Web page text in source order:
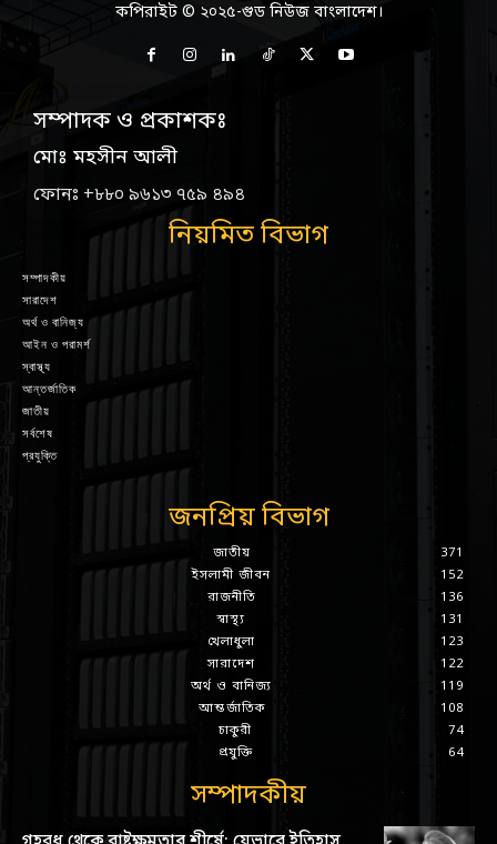
কপিরাইট © ২০২৫-গুড নিউজ বাংলাদেশ।
সম্পাদক ও প্রকাশকঃ
মোঃ মহসীন আলী
ফোনঃ +৮৮০ ৯৬১৩ ৭৫৯ ৪৯৪
নিয়মিত বিভাগ
সম্পাদকীয়
সারাদেশ
অর্থ ও বানিজ্য
আইন ও পরামর্শ
স্বাস্থ্য
আন্তর্জাতিক
জাতীয়
সর্বশেষ
প্রযুক্তি
জনপ্রিয় বিভাগ
জাতীয়
371
ইসলামী জীবন
152
রাজনীতি
136
স্বাস্থ্য
131
খেলাধুলা
123
সারাদেশ
122
অর্থ ও বানিজ্য
119
আন্তর্জাতিক
108
চাকুরী
74
প্রযুক্তি
64
সম্পাদকীয়